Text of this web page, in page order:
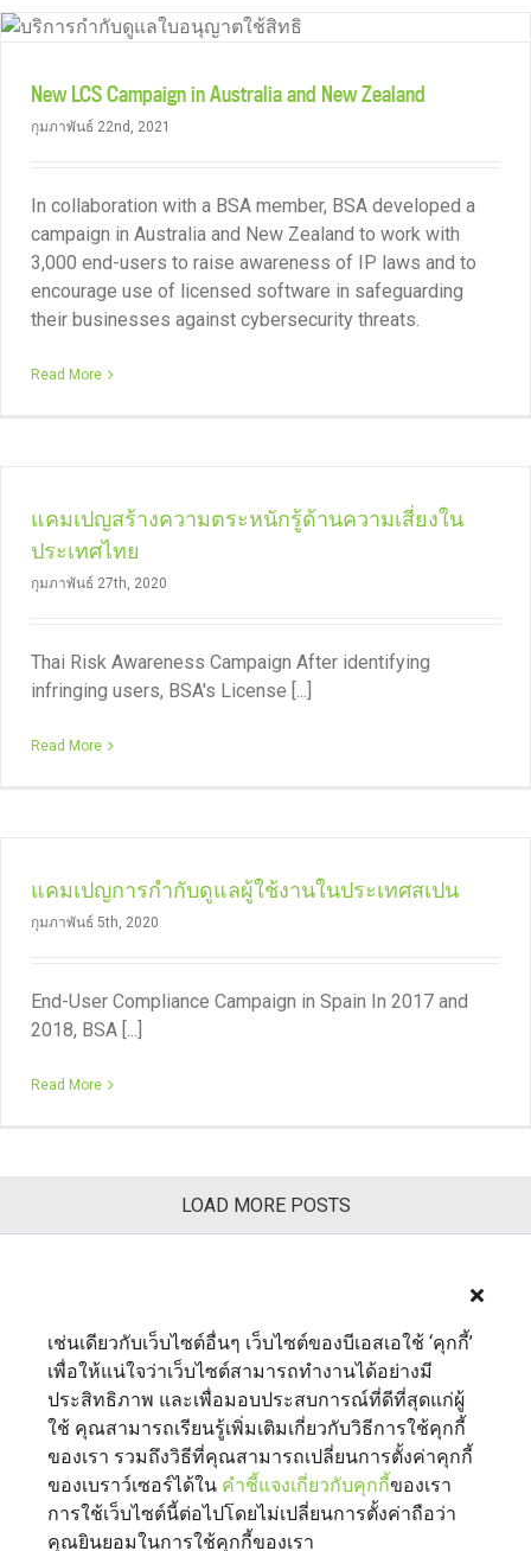
New LCS Campaign in Australia and New Zealand
กุมภาพันธ์ 22nd, 2021
In collaboration with a BSA member, BSA developed a
campaign in Australia and New Zealand to work with
3,000 end-users to raise awareness of IP laws and to
encourage use of licensed software in safeguarding
their businesses against cybersecurity threats.
Read More
แคมเปญสร้างความตระหนักรู้ด้านความเสี่ยงใน
ประเทศไทย
กุมภาพันธ์ 27th, 2020
Thai Risk Awareness Campaign After identifying
infringing users, BSA's License [...]
Read More
แคมเปญการกำกับดูแลผู้ใช้งานในประเทศสเปน
กุมภาพันธ์ 5th, 2020
End-User Compliance Campaign in Spain In 2017 and
2018, BSA [...]
Read More
LOAD MORE POSTS
3
เกี่ยวกับเรา ติดต่อเรา BSA.org
นโยบายความเป็นส่วนตัวของเรา|BSA.org| © Copyright 2026 Business
เช่นเดียวกับเว็บไซต์อื่นๆ เว็บไซต์ของบีเอสเอใช้ ‘คุกกี้’
เพื่อให้แน่ใจว่าเว็บไซต์สามารถทำงานได้อย่างมี
ประสิทธิภาพ และเพื่อมอบประสบการณ์ที่ดีที่สุดแก่ผู้
ใช้ คุณสามารถเรียนรู้เพิ่มเติมเกี่ยวกับวิธีการใช้คุกกี้
ของเรา รวมถึงวิธีที่คุณสามารถเปลี่ยนการตั้งค่าคุกกี้
ของเบราว์เซอร์ได้ใน คำชี้แจงเกี่ยวกับคุกกี้ของเรา
การใช้เว็บไซต์นี้ต่อไปโดยไม่เปลี่ยนการตั้งค่าถือว่า
คุณยินยอมในการใช้คุกกี้ของเรา